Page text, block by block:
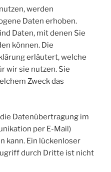
werden
Daten erhoben.
Daten, mit denen Sie
können. Die
erläutert, welche
wir sie nutzen. Sie
Zweck das
Datenübertragung im
per E-Mail)
kann. Ein lückenloser
durch Dritte ist nicht